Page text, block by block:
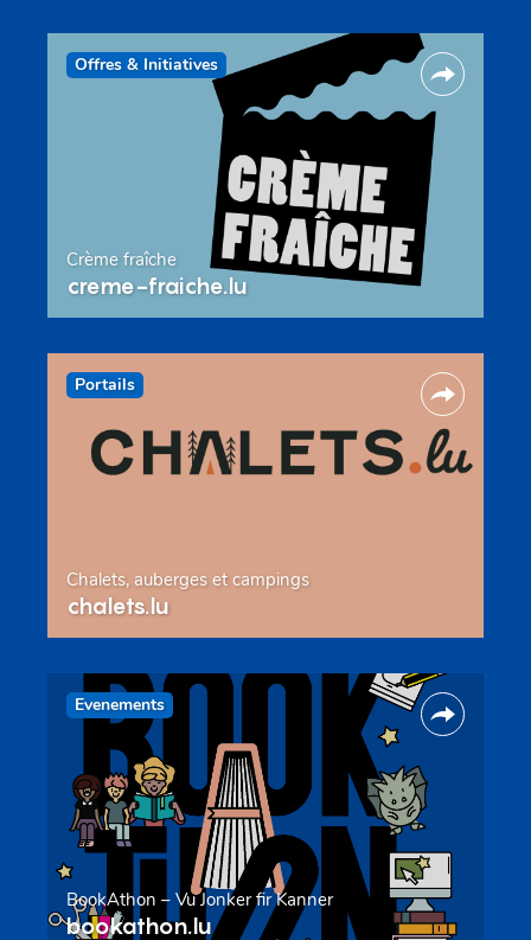
Offres & Initiatives
Crème fraîche
creme-fraiche.lu
Portails
Chalets, auberges et campings
chalets.lu
Evenements
BookAthon – Vu Jonker fir Kanner
bookathon.lu